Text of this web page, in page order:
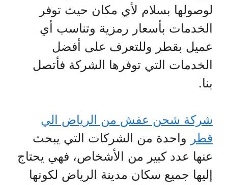
لوصولها بسلام لأي مكان حيث توفر
الخدمات بأسعار رمزية وتناسب أي
عميل بقطر وللتعرف على أفضل
الخدمات التي توفرها الشركة فأتصل
بنا.
شركة شحن عفش من الرياض الي
قطر واحدة من الشركات التي يبحث
عنها عدد كبير من الأشخاص، فهي يحتاج
إليها جميع سكان مدينة الرياض لكونها